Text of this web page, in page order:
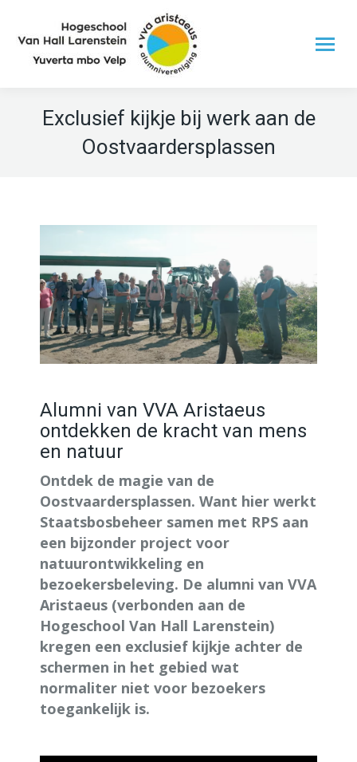
Exclusief kijkje bij werk aan de
Oostvaardersplassen
Alumni van VVA Aristaeus
ontdekken de kracht van mens
en natuur
Ontdek de magie van de
Oostvaardersplassen. Want hier werkt
Staatsbosbeheer samen met RPS aan
een bijzonder project voor
natuurontwikkeling en
bezoekersbeleving. De alumni van VVA
Aristaeus (verbonden aan de
Hogeschool Van Hall Larenstein)
kregen een exclusief kijkje achter de
schermen in het gebied wat
normaliter niet voor bezoekers
toegankelijk is.